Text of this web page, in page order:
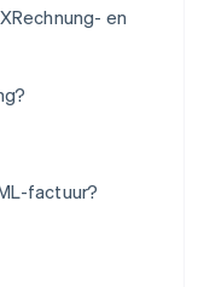
en
factuur?